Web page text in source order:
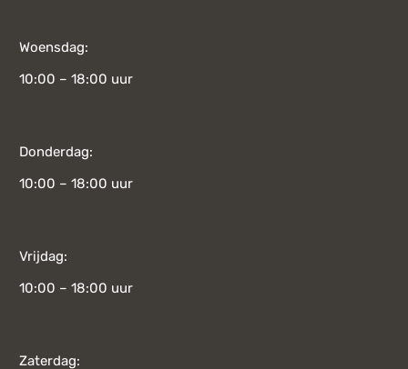
Woensdag:
10:00 – 18:00 uur
Donderdag:
10:00 – 18:00 uur
Vrijdag:
10:00 – 18:00 uur
Zaterdag: